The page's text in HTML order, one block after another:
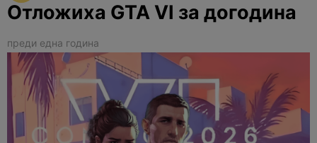
Отложиха GTA VI за догодина
преди една година